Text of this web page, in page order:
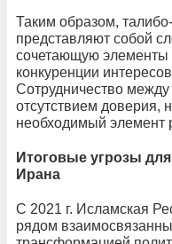
Таким образом,
представляют собой
сочетающую элементы
конкуренции
Сотрудничество
отсутствием доверия,
необходимый элемент
Итоговые угрозы
Ирана
С 2021 г. Исламская
рядом